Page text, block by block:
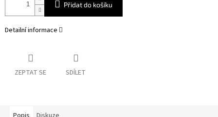
Přidat do košíku
Detailní informace
ZEPTAT SE SDÍLET